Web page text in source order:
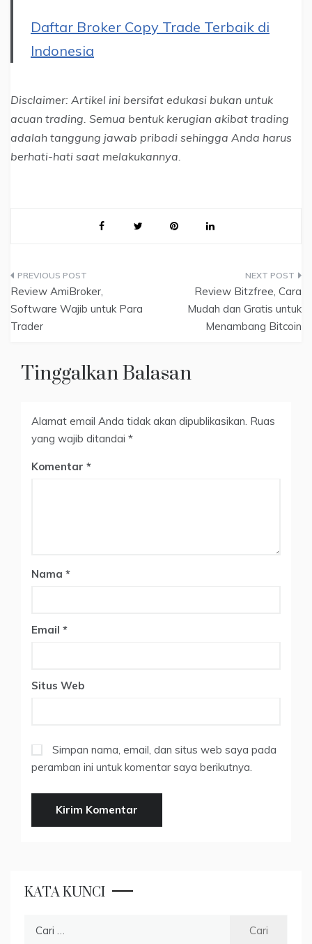
Daftar Broker Copy Trade Terbaik di
Indonesia
Disclaimer: Artikel ini bersifat edukasi bukan untuk
acuan trading. Semua bentuk kerugian akibat trading
adalah tanggung jawab pribadi sehingga Anda harus
berhati-hati saat melakukannya.
Navigasi
pos
Review AmiBroker,
Software Wajib untuk Para
Trader
Review Bitzfree, Cara
Mudah dan Gratis untuk
Menambang Bitcoin
Tinggalkan Balasan
Alamat email Anda tidak akan dipublikasikan. Ruas
yang wajib ditandai *
Komentar
Nama *
Email *
Situs Web
Simpan nama, email, dan situs web saya pada
peramban ini untuk komentar saya berikutnya.
KATA KUNCI